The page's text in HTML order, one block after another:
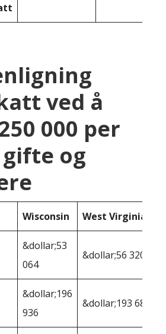
ved å
000 per
og
Wisconsin West Virginia
&dollar;53
064
&dollar;56 320
&dollar;196
936
&dollar;193 680